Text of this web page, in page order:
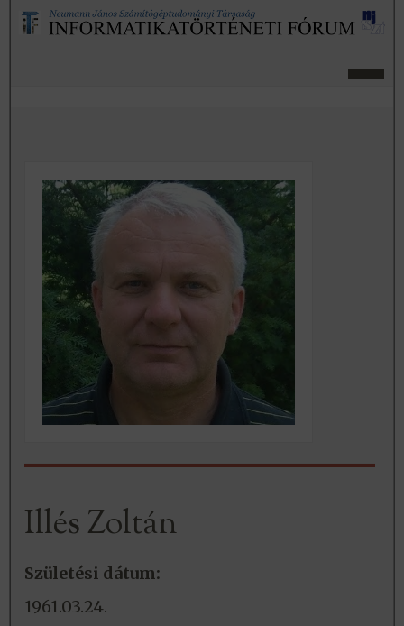
Illés Zoltán
Születési dátum:
1961.03.24.